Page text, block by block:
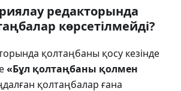
редакторында
көрсетілмейді?
қолтаңбаны қосу кезінде
«Бұл қолтаңбаны қолмен
қолтаңбалар ғана